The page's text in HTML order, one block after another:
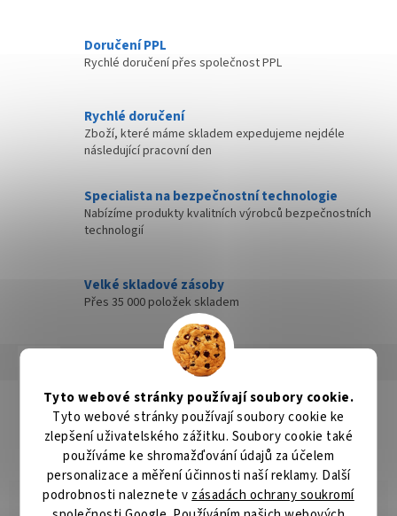
Tyto webové stránky používají soubory cookie.
Tyto webové stránky používají soubory cookie ke
zlepšení uživatelského zážitku. Soubory cookie také
používáme ke shromažďování údajů za účelem
personalizace a měření účinnosti naší reklamy. Další
podrobnosti naleznete v zásadách ochrany soukromí
Doručení PPL
Rychlé doručení přes společnost PPL
Rychlé doručení
Zboží, které máme skladem expedujeme nejdéle
následující pracovní den
Specialista na bezpečnostní technologie
Nabízíme produkty kvalitních výrobců bezpečnostních
technologií
Velké skladové zásoby
Přes 35 000 položek skladem
Diskuze
Detailní popis produktu
HM pilový kotouč pravý pro 5500S